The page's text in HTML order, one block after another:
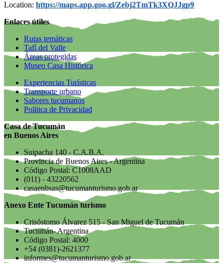
Location: https://maps.app.goo.gl/Zebj2TmTk3XQJJgp9
Enlaces útiles
Rutas temáticas
Tafí del Valle
Áreas protegidas
Museo Casa Histórica
Experiencias Turísticas
Transporte urbano
Sabores tucumanos
Política de Privacidad
Casa de Tucumán
en Buenos Aires
Suipacha 140 - C.A.B.A.
Provincia de Buenos Aires - Argentina
Código Postal: C1008AAD
(011) - 43220562
casaenbsas@tucumanturismo.gob.ar
Anexo Ente Tucumán turismo
Crisóstomo Álvarez 515 - San Miguel de Tucumán
Tucumán- Argentina
Código Postal: 4000
+54 (0381)-2621377
informes@tucumanturismo.gob.ar